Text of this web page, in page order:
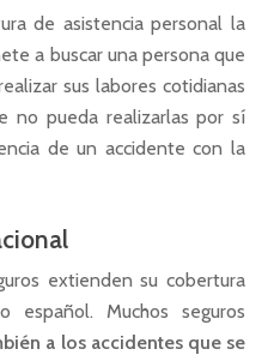
de asistencia personal la
a buscar una persona que
sus labores cotidianas
no pueda realizarlas por sí
de un accidente con la
extienden su cobertura
Muchos seguros
én a los accidentes que se